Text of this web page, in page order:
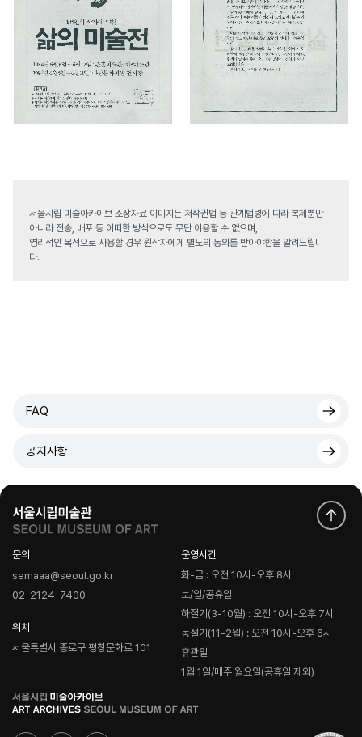
서울시립 미술아카이브 소장자료 이미지는 저작권법 등 관계법령에 따라 복제뿐만
아니라 전송, 배포 등 어떠한 방식으로도 무단 이용할 수 없으며,
영리적인 목적으로 사용할 경우 원작자에게 별도의 동의를 받아야함을 알려드립니
다.
FAQ
공지사항
문의
semaaa@seoul.go.kr
02-2124-7400
위치
서울특별시 종로구 평창문화로 101
운영시간
화-금 : 오전 10시-오후 8시
토/일/공휴일
하절기(3-10월) : 오전 10시-오후 7시
동절기(11-2월) : 오전 10시-오후 6시
휴관일
1월 1일/매주 월요일(공휴일 제외)
로
고